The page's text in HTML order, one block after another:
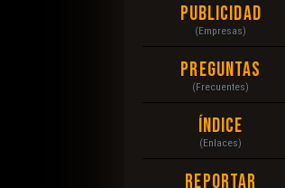
Publicidad
(Empresas)
Preguntas
(Frecuentes)
Índice
(Enlaces)
Reportar